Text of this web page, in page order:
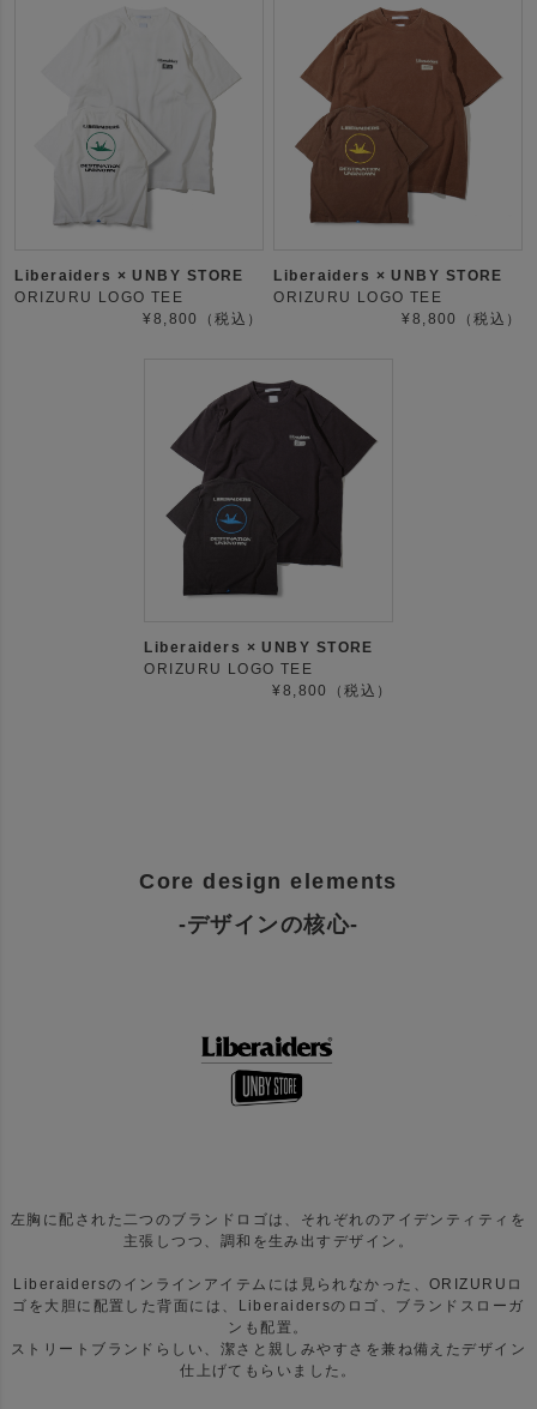
Liberaiders × UNBY STORE
ORIZURU LOGO TEE
¥8,800（税込）
Liberaiders × UNBY STORE
ORIZURU LOGO TEE
¥8,800（税込）
Liberaiders × UNBY STORE
ORIZURU LOGO TEE
¥8,800（税込）
Core design elements
-デザインの核心-
左胸に配された二つのブランドロゴは、それぞれのアイデンティティを
主張しつつ、調和を生み出すデザイン。
Liberaidersのインラインアイテムには見られなかった、ORIZURUロ
ゴを大胆に配置した背面には、Liberaidersのロゴ、ブランドスローガ
ンも配置。
ストリートブランドらしい、潔さと親しみやすさを兼ね備えたデザイン
仕上げてもらいました。